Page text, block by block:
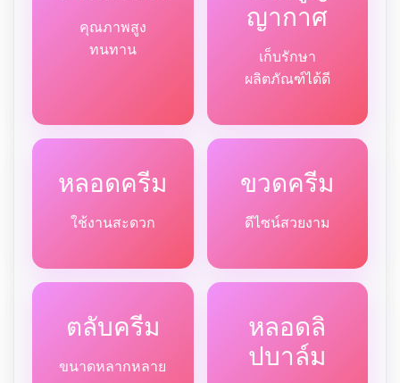
คุณภาพสูง
ทนทาน
ญากาศ
เก็บรักษา
ผลิตภัณฑ์ได้ดี
หลอดครีม
ใช้งานสะดวก
ขวดครีม
ดีไซน์สวยงาม
ตลับครีม
ขนาดหลากหลาย
หลอดลิ
ปบาล์ม